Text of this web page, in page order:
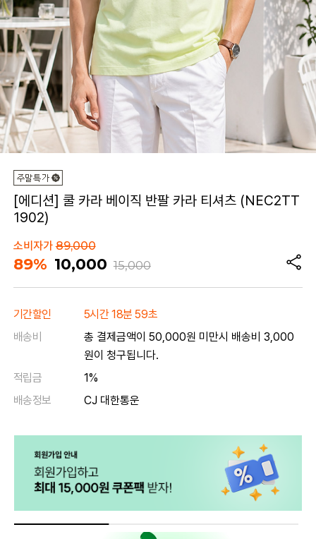
[에디션] 쿨 카라 베이직 반팔 카라 티셔츠 (NEC2TT
1902)
소비자가89,000
89% 10,000 15,000
기간할인
5시간 18분 59초
배송비
총 결제금액이 50,000원 미만시 배송비 3,000
원이 청구됩니다.
적립금
1%
배송정보
CJ 대한통운